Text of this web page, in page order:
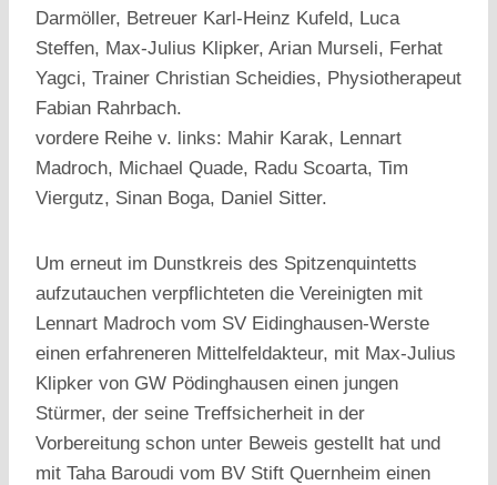
Darmöller, Betreuer Karl-Heinz Kufeld, Luca
Steffen, Max-Julius Klipker, Arian Murseli, Ferhat
Yagci, Trainer Christian Scheidies, Physiotherapeut
Fabian Rahrbach.
vordere Reihe v. links: Mahir Karak, Lennart
Madroch, Michael Quade, Radu Scoarta, Tim
Viergutz, Sinan Boga, Daniel Sitter.
Um erneut im Dunstkreis des Spitzenquintetts
aufzutauchen verpflichteten die Vereinigten mit
Lennart Madroch vom SV Eidinghausen-Werste
einen erfahreneren Mittelfeldakteur, mit Max-Julius
Klipker von GW Pödinghausen einen jungen
Stürmer, der seine Treffsicherheit in der
Vorbereitung schon unter Beweis gestellt hat und
mit Taha Baroudi vom BV Stift Quernheim einen